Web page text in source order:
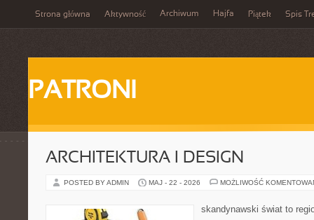
Strona główna Aktywność Archiwum Hajfa Piątek Spis
PATRONI
ARCHITEKTURA I DESIGN
POSTED BY ADMIN MAJ - 22 - 2026 MOŻLIWOŚĆ
skandynawski świat to